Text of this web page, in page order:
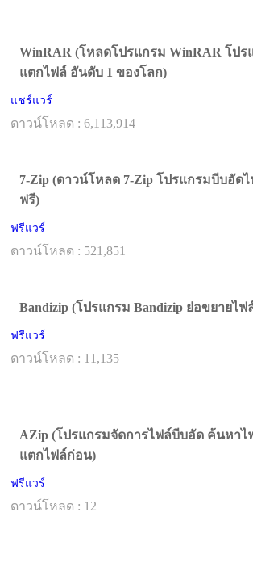
WinRAR (โหลดโปรแกรม WinRAR โป
แตกไฟล์ อันดับ 1 ของโลก)
แชร์แวร์
ดาวน์โหลด : 6,113,914
7-Zip (ดาวน์โหลด 7-Zip โปรแกรมบีบอัด
ฟรี)
ฟรีแวร์
ดาวน์โหลด : 521,851
Bandizip (โปรแกรม Bandizip ย่อขยายไฟ
ฟรีแวร์
ดาวน์โหลด : 11,135
AZip (โปรแกรมจัดการไฟล์บีบอัด ค้นหาไ
แตกไฟล์ก่อน)
ฟรีแวร์
ดาวน์โหลด : 12